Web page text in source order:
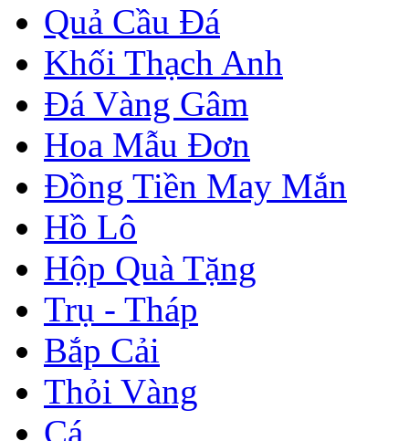
Quả Cầu Đá
Khối Thạch Anh
Đá Vàng Gâm
Hoa Mẫu Đơn
Đồng Tiền May Mắn
Hồ Lô
Hộp Quà Tặng
Trụ - Tháp
Bắp Cải
Thỏi Vàng
Cá